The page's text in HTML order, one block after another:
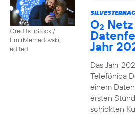
Credits: iStock /
EmirMemedovski,
edited
O2
Jahr
Das Jahr
Telefónica
einem
ersten
schickten